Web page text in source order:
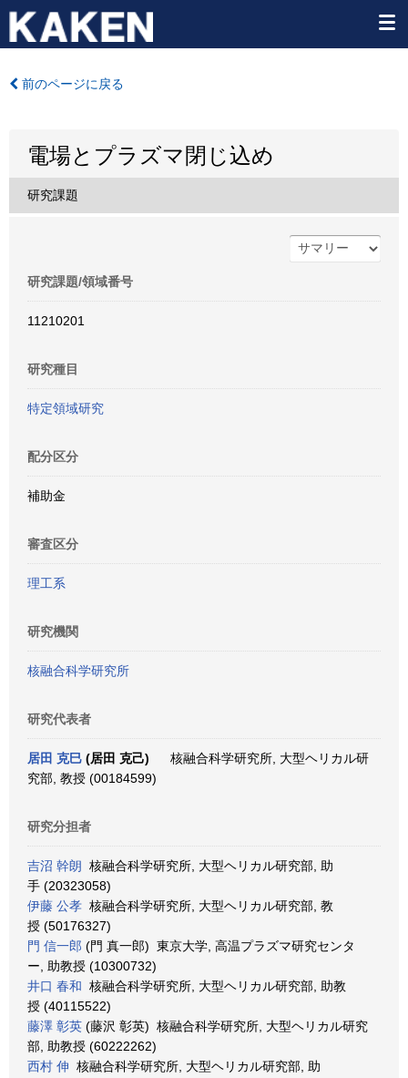
前のページに戻る
電場とプラズマ閉じ込め
研究課題
研究課題/領域番号
11210201
研究種目
特定領域研究
配分区分
補助金
審査区分
理工系
研究機関
核融合科学研究所
研究代表者
居田 克巳 (居田 克己)
核融合科学研究所, 大型ヘリカル研
究部, 教授 (00184599)
研究分担者
吉沼 幹朗 核融合科学研究所, 大型ヘリカル研究部, 助
手 (20323058)
伊藤 公孝 核融合科学研究所, 大型ヘリカル研究部, 教
授 (50176327)
門 信一郎 (門 真一郎) 東京大学, 高温プラズマ研究センタ
ー, 助教授 (10300732)
井口 春和 核融合科学研究所, 大型ヘリカル研究部, 助教
授 (40115522)
藤澤 彰英 (藤沢 彰英) 核融合科学研究所, 大型ヘリカル研究
部, 助教授 (60222262)
西村 伸 核融合科学研究所, 大型ヘリカル研究部, 助